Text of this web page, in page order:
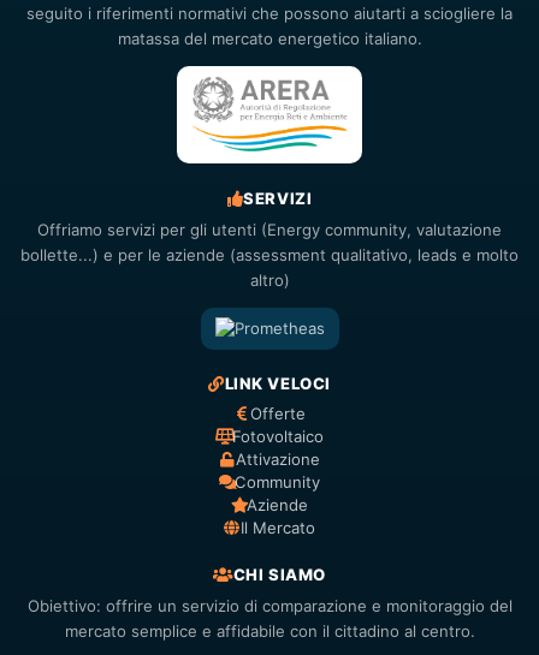
seguito i riferimenti normativi che possono aiutarti a sciogliere la
matassa del mercato energetico italiano.
SERVIZI
Offriamo servizi per gli utenti (Energy community, valutazione
bollette...) e per le aziende (assessment qualitativo, leads e molto
altro)
LINK VELOCI
Offerte
Fotovoltaico
Attivazione
Community
Aziende
Il Mercato
CHI SIAMO
Obiettivo: offrire un servizio di comparazione e monitoraggio del
mercato semplice e affidabile con il cittadino al centro.